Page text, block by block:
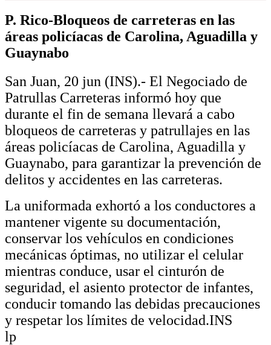
P. Rico-Bloqueos de carreteras en las
áreas policíacas de Carolina, Aguadilla y
Guaynabo
San Juan, 20 jun (INS).- El Negociado de
Patrullas Carreteras informó hoy que
durante el fin de semana llevará a cabo
bloqueos de carreteras y patrullajes en las
áreas policíacas de Carolina, Aguadilla y
Guaynabo, para garantizar la prevención de
delitos y accidentes en las carreteras.
La uniformada exhortó a los conductores a
mantener vigente su documentación,
conservar los vehículos en condiciones
mecánicas óptimas, no utilizar el celular
mientras conduce, usar el cinturón de
seguridad, el asiento protector de infantes,
conducir tomando las debidas precauciones
y respetar los límites de velocidad.INS
lp